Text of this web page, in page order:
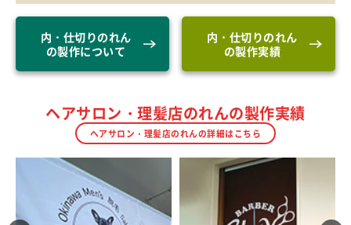
内・仕切りのれん
の製作について
内・仕切りのれん
の製作実績
ヘアサロン・理髪店のれんの製作実績
ヘアサロン・理髪店のれんの詳細はこちら